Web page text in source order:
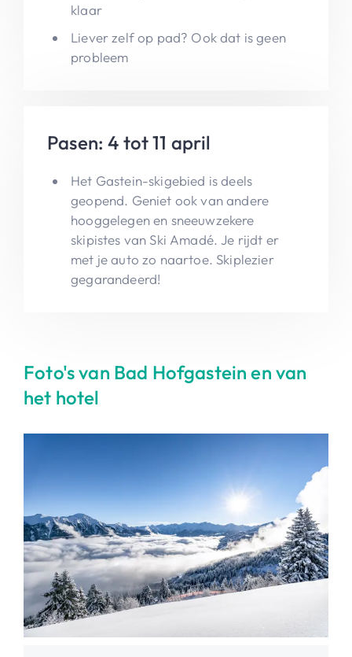
klaar
Liever zelf op pad? Ook dat is geen
probleem
Pasen: 4 tot 11 april
Het Gastein-skigebied is deels
geopend. Geniet ook van andere
hooggelegen en sneeuwzekere
skipistes van Ski Amadé. Je rijdt er
met je auto zo naartoe. Skiplezier
gegarandeerd!
Foto's van Bad Hofgastein en van
het hotel